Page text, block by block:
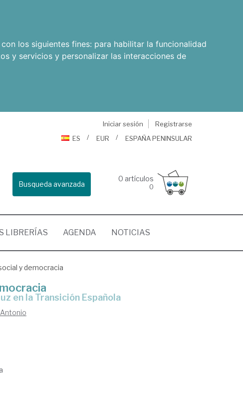
los siguientes fines: para habilitar la funcionalidad
y servicios y personalizar las interacciones de
Iniciar sesión
Registrarse
ES
EUR ESPAÑA PENINSULAR
Busqueda avanzada
0 artículos
0
LIBRERÍAS AGENDA NOTICIAS
y democracia
en la Transición Española